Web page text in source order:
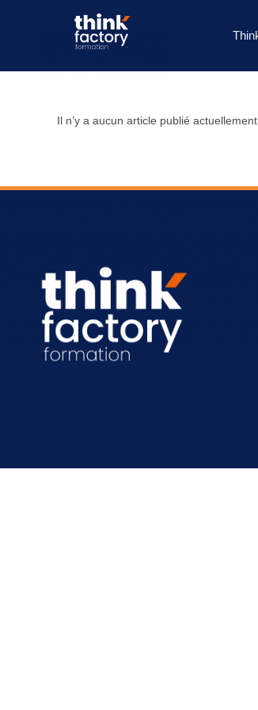
Il n’y a aucun article publié